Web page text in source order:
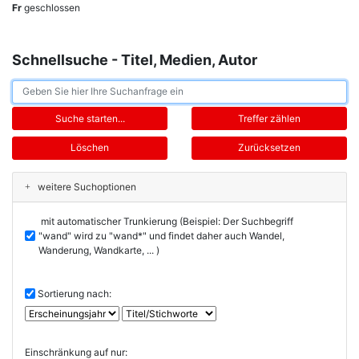
Fr geschlossen
Schnellsuche - Titel, Medien, Autor
weitere Suchoptionen
mit automatischer Trunkierung (Beispiel: Der Suchbegriff
"wand" wird zu "wand*" und findet daher auch Wandel,
Wanderung, Wandkarte, ... )
Sortierung nach:
Einschränkung auf nur: